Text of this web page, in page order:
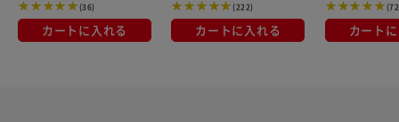
(36)
カートに入れる
(222)
カートに入れる カート